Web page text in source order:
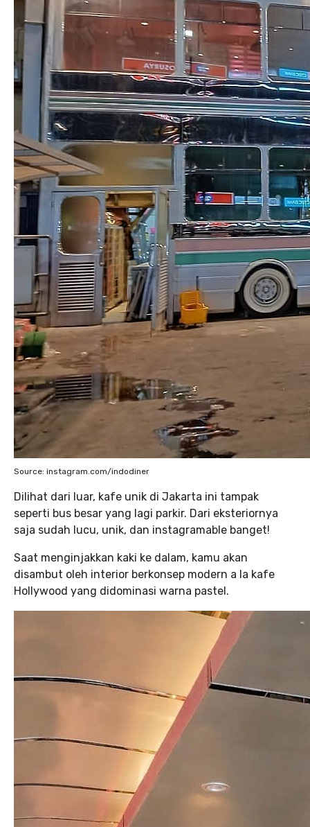
Source: instagram.com/indodiner
Dilihat dari luar, kafe unik di Jakarta ini tampak
seperti bus besar yang lagi parkir. Dari eksteriornya
saja sudah lucu, unik, dan instagramable banget!
Saat menginjakkan kaki ke dalam, kamu akan
disambut oleh interior berkonsep modern a la kafe
Hollywood yang didominasi warna pastel.